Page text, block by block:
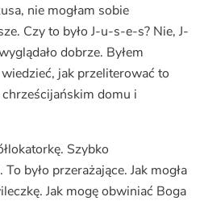
nie mogłam sobie
Czy to było J-u-s-e-s? Nie, J-
dobrze. Byłem
jak przeliterować to
domu i
Szybko
było przerażające. Jak mogła
Jak mogę obwiniać Boga